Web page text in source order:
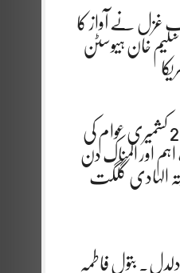
غزل نے آواز کا
خان ہیوسٹن
5 اگست 2019 کشمیری عوام کی
اور المناک دن
الہادی گلگت
بتول فاطمہ